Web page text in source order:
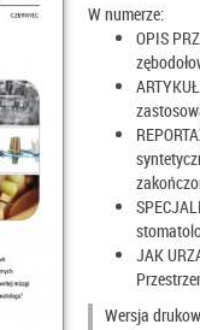
W numerze:
OPIS
JAK
Wersja